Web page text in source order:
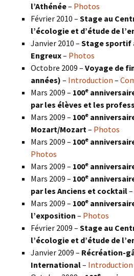
l’Athénée– Photos
Février 2010 – Stage au
l’écologie et d’étude de
Janvier 2010 – Stage sportif
Engreux– Photos
Octobre 2009 – Voyage de
années) – Introduction –
Mars 2009 – 100e
par les élèves et les
Mars 2009 – 100e
Mozart/Mozart– Photos
Mars 2009 – 100e
Photos
Mars 2009 – 100e
Mars 2009 – 100e
par les Anciens et cocktail–
Mars 2009 – 100e
l’exposition – Photos
Février 2009 – Stage au
l’écologie et d’étude de
Janvier 2009 – Récréation-
International– Introduction